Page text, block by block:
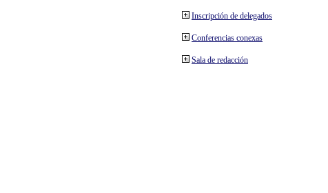
Inscripción de delegados
Conferencias conexas
Sala de redacción